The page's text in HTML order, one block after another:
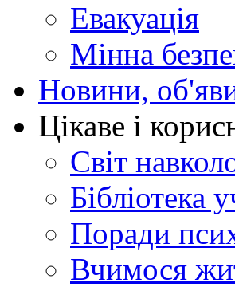
Евакуація
Мінна
Новини,
Цікаве і
Світ
Бібліотека
Поради
Вчимося